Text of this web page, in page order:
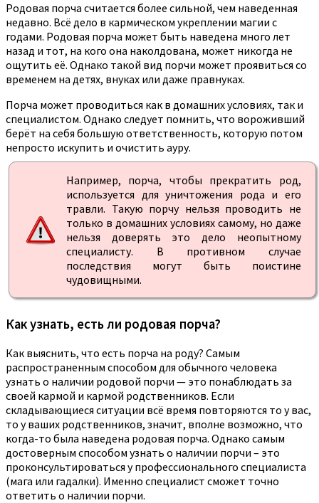
Родовая порча считается более сильной, чем наведенная
недавно. Всё дело в кармическом укреплении магии с
годами. Родовая порча может быть наведена много лет
назад и тот, на кого она наколдована, может никогда не
ощутить её. Однако такой вид порчи может проявиться со
временем на детях, внуках или даже правнуках.
Порча может проводиться как в домашних условиях, так и
специалистом. Однако следует помнить, что вороживший
берёт на себя большую ответственность, которую потом
непросто искупить и очистить ауру.
Например, порча, чтобы прекратить род,
используется для уничтожения рода и его
травли. Такую порчу нельзя проводить не
только в домашних условиях самому, но даже
нельзя доверять это дело неопытному
специалисту. В противном случае
последствия могут быть поистине
чудовищными.
Как узнать, есть ли родовая порча?
Как выяснить, что есть порча на роду? Самым
распространенным способом для обычного человека
узнать о наличии родовой порчи — это понаблюдать за
своей кармой и кармой родственников. Если
складывающиеся ситуации всё время повторяются то у вас,
то у ваших родственников, значит, вполне возможно, что
когда-то была наведена родовая порча. Однако самым
достоверным способом узнать о наличии порчи – это
проконсультироваться у профессионального специалиста
(мага или гадалки). Именно специалист сможет точно
ответить о наличии порчи.